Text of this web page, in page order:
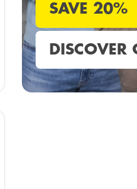
SAVE 20%
DISCOVER